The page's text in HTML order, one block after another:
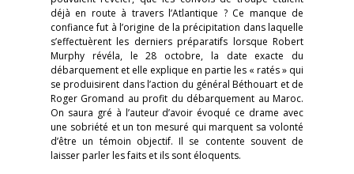
déjà en route à travers l’Atlantique ? Ce manque de
confiance fut à l’origine de la précipitation dans laquelle
s’effectuèrent les derniers préparatifs lorsque Robert
Murphy révéla, le 28 octobre, la date exacte du
débarquement et elle explique en partie les « ratés » qui
se produisirent dans l’action du général Béthouart et de
Roger Gromand au profit du débarquement au Maroc.
On saura gré à l’auteur d’avoir évoqué ce drame avec
une sobriété et un ton mesuré qui marquent sa volonté
d’être un témoin objectif. Il se contente souvent de
laisser parler les faits et ils sont éloquents.